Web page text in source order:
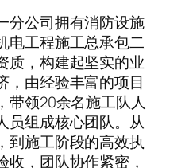
分公司拥有消防设施
电工程施工总承包二
质，构建起坚实的业
，由经验丰富的项目
带领20余名施工队人
员组成核心团队。从
到施工阶段的高效执
，团队协作紧密，